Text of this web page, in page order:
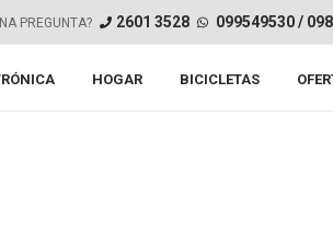
PREGUNTA? 2601 3528 099549530/
HOGAR BICICLETAS